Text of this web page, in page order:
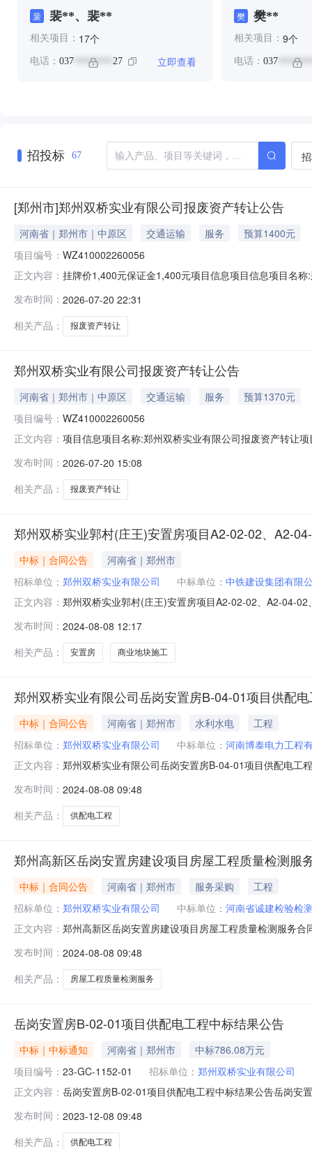
裴 裴**、裴**
相关项目： 17个
电话： 037 ******** 27 立即查看
樊 樊**
相关项目： 9个
电话： 037
招投标 67
[郑州市]郑州双桥实业有限公司报废资产转让公告
河南省｜郑州市｜中原区 交通运输 服务
预算1400元
项目编号： WZ410002260056
正文内容： 挂牌价1,400元保证金1,400元项目信息项目信息项目名
公司评估报告书编号:豫恒之信评报字（2026）第059号
发布时间： 2026-07-20 22:31
相关产品：
报废资产转让
郑州双桥实业有限公司报废资产转让公告
河南省｜郑州市｜中原区 交通运输 服务
预算1370元
项目编号： WZ410002260056
正文内容： 项目信息项目名称:郑州双桥实业有限公司报废资产转让
（2026）第059号评估基准日:2026-03-31核准(备案)机
发布时间： 2026-07-20 15:08
相关产品：
报废资产转让
郑州双桥实业郭村(庄王)安置房项目A2-02-02、A2-
中标｜合同公告
河南省｜郑州市
招标单位： 郑州双桥实业有限公司 中标单位： 中铁建设集团有限
正文内容： 郑州双桥实业郭村(庄王)安置房项目A2-02-02、A2-04-
方名称建设单位郑州双桥实业有限公司承包单位中铁建
发布时间： 2024-08-08 12:17
相关产品：
安置房 商业地块施工
郑州双桥实业有限公司岳岗安置房B-04-01项目供配
中标｜合同公告 河南省｜郑州市 水利水电
工程
招标单位： 郑州双桥实业有限公司 中标单位： 河南博泰电力工程
正文内容： 郑州双桥实业有限公司岳岗安置房B-04-01项目供配电工
2023年3月1日合同期限60日历天其他内容/郑州高新城市
发布时间： 2024-08-08 09:48
相关产品：
供配电工程
郑州高新区岳岗安置房建设项目房屋工程质量检测服
中标｜合同公告 河南省｜郑州市 服务采购
工程
招标单位： 郑州双桥实业有限公司 中标单位： 河南省诚建检验检
正文内容： 郑州高新区岳岗安置房建设项目房屋工程质量检测服务
年2月12日合同期限45日历天其他内容/郑州高新城市建
发布时间： 2024-08-08 09:48
相关产品：
房屋工程质量检测服务
岳岗安置房B-02-01项目供配电工程中标结果公告
中标｜中标通知 河南省｜郑州市
中标786.08万元
项目编号： 23-GC-1152-01 招标单位： 郑州双桥实业有限公司
正文内容： 岳岗安置房B-02-01项目供配电工程中标结果公告岳岗安
委会数量评委会成员名单5金晶、李俊、吕军、聂斌、王
发布时间： 2023-12-08 09:48
相关产品：
供配电工程